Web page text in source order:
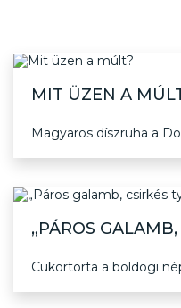
MIT ÜZEN A
Magyaros díszruha a
„PÁROS GALAMB,
Cukortorta a boldogi